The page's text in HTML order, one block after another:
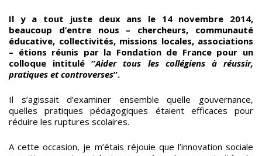
Il y a tout juste deux ans le 14 novembre 2014,
beaucoup d’entre nous – chercheurs, communauté
éducative, collectivités, missions locales, associations
– étions réunis par la Fondation de France pour un
colloque intitulé “Aider tous les collégiens à réussir,
pratiques et controverses“.
Il s’agissait d’examiner ensemble quelle gouvernance,
quelles pratiques pédagogiques étaient efficaces pour
réduire les ruptures scolaires.
A cette occasion, je m’étais réjouie que l’innovation sociale